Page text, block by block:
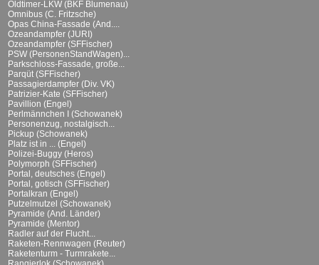
Oldtimer-LKW (BKF Blumenau)
Omnibus (C. Fritzsche)
Opas China-Fassade (And....
Ozeandampfer (JURI)
Ozeandampfer (SFFischer)
PSW (PersonenStandWagen)...
Parkschloss-Fassade, große...
Parqüt (SFFischer)
Passagierdampfer (Div. VK)
Patrizier-Kate (SFFischer)
Pavillion (Engel)
Perlmännchen I (Schowanek)
Personenzug, nostalgisch...
Pickup (Schowanek)
Platz ist in ... (Engel)
Polizei-Buggy (Heros)
Polymorph (SFFischer)
Portal, deutsches (Engel)
Portal, gotisch (SFFischer)
Portalkran (Engel)
Putzelmutzel (Schowanek)
Pyramide (And. Länder)
Pyramide (Mentor)
Radler auf der Flucht...
Raketen-Rennwagen (Reuter)
Raketenturm - Turmrakete...